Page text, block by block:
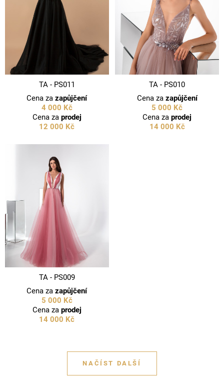
TA - PS011
Cena zazapůjčení
4 000 Kč
Cena za prodej
12 000 Kč
TA - PS010
Cena za zapůjčení
5 000 Kč
Cena zaprodej
14 000 Kč
TA - PS009
Cena zazapůjčení
5 000 Kč
Cena za prodej
14 000 Kč
NAČÍST DALŠÍ